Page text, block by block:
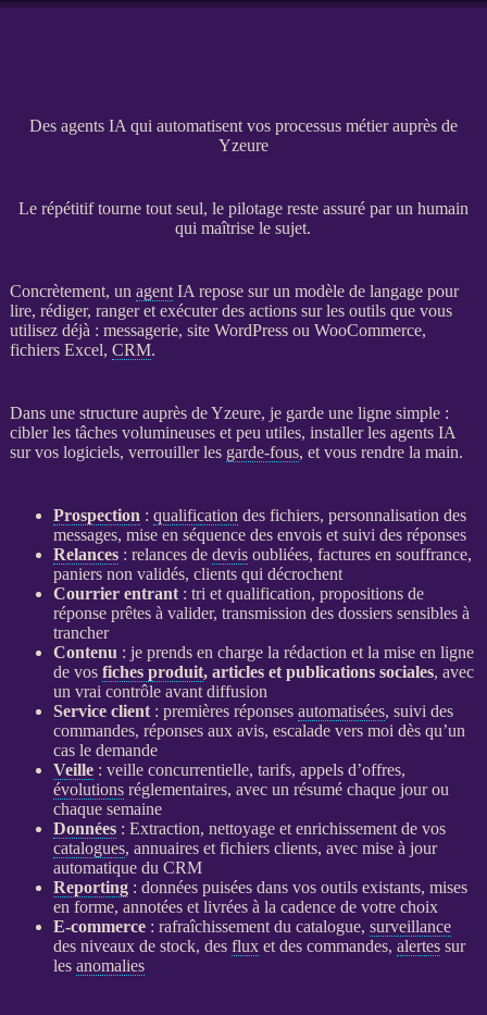
Des agents IA qui automatisent vos processus métier auprès de
Yzeure
Le répétitif tourne tout seul, le pilotage reste assuré par un humain
qui maîtrise le sujet.
Concrètement, un agent IA repose sur un modèle de langage pour
lire, rédiger, ranger et exécuter des actions sur les outils que vous
utilisez déjà : messagerie, site WordPressou WooCommerce,
fichiers Excel, CRM.
Dans une structure auprès de Yzeure, je garde une ligne simple :
cibler les tâches volumineuses et peu utiles, installer les agents IA
sur vos logiciels, verrouiller les garde-fous, et vous rendre la main.
Prospection : qualification des fichiers, personnalisation des
messages, mise en séquence des envois et suivi des réponses
Relances: relancesde devisoubliées, factures en souffrance,
paniers non validés, clients qui décrochent
Courrier entrant: tri et qualification, propositions de
réponse prêtes à valider, transmission des dossiers sensibles à
trancher
Contenu : je prends en charge la rédaction et la mise en ligne
de vos fiches produit, articles et publications sociales, avec
un vrai contrôle avant diffusion
Service client: premières réponses automatisées, suivi des
commandes, réponses aux avis, escalade vers moi dès qu’un
cas le demande
Veille: veille concurrentielle, tarifs, appels d’offres,
évolutionsréglementaires, avec un résumé chaque jour ou
chaque semaine
Données: Extraction, nettoyage et enrichissement de vos
catalogues, annuaires et fichiers clients, avec mise à jour
automatique du CRM
Reporting: donnéespuisées dans vos outils existants, mises
en forme, annotées et livrées à la cadence de votre choix
E-commerce: rafraîchissement du catalogue, surveillance
des niveaux de stock, des fluxet des commandes, alertessur
les anomalies